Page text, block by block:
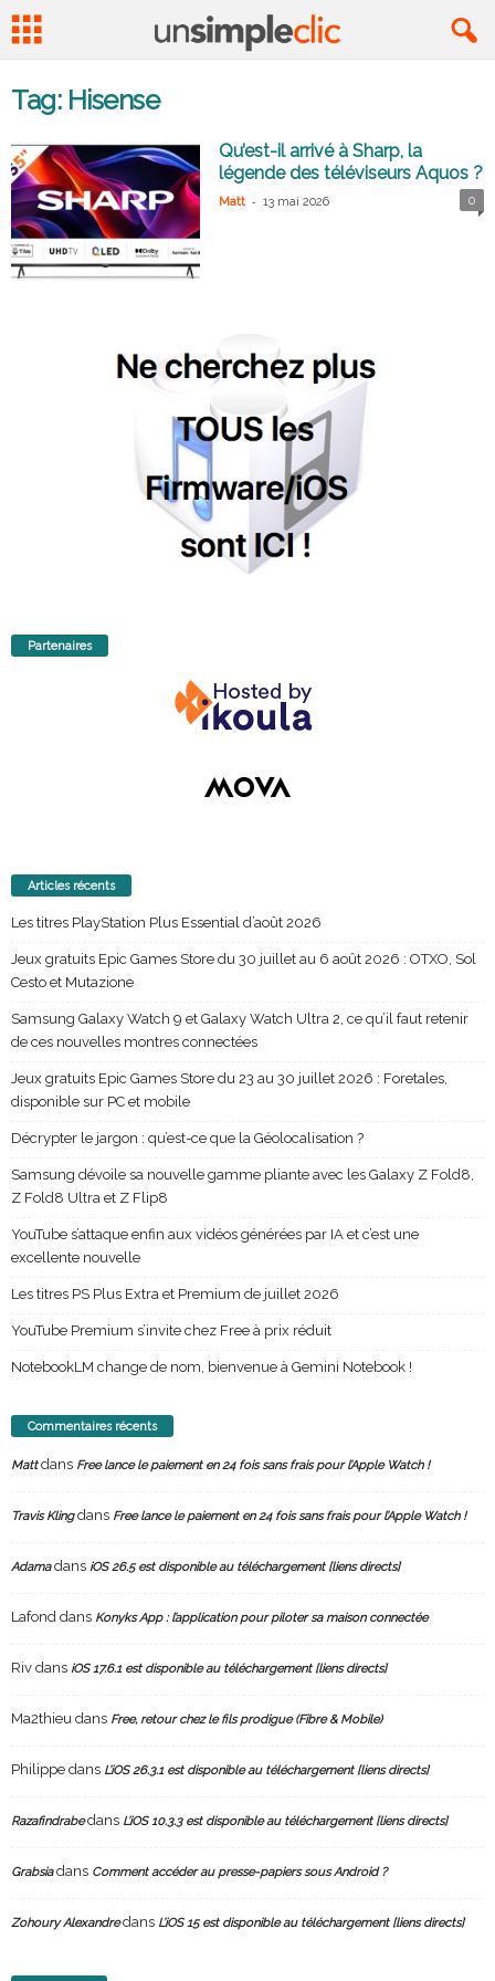
Tag: Hisense
Qu’est-il arrivé à Sharp, la
légende des téléviseurs Aquos ?
Matt - 13 mai 2026 0
Partenaires
Articles récents
Les titres PlayStation Plus Essential d’août 2026
Jeux gratuits Epic Games Store du 30 juillet au 6 août 2026 : OTXO, Sol
Cesto et Mutazione
Samsung Galaxy Watch 9 et Galaxy Watch Ultra 2, ce qu’il faut retenir
de ces nouvelles montres connectées
Jeux gratuits Epic Games Store du 23 au 30 juillet 2026 : Foretales,
disponible sur PC et mobile
Décrypter le jargon : qu’est-ce que la Géolocalisation ?
Samsung dévoile sa nouvelle gamme pliante avec les Galaxy Z Fold8,
Z Fold8 Ultra et Z Flip8
YouTube s’attaque enfin aux vidéos générées par IA et c’est une
excellente nouvelle
Les titres PS Plus Extra et Premium de juillet 2026
YouTube Premium s’invite chez Free à prix réduit
NotebookLM change de nom, bienvenue à Gemini Notebook !
Commentaires récents
Mattdans Free lance le paiement en 24 fois sans frais pour l’Apple Watch !
Travis Klingdans Free lance le paiement en 24 fois sans frais pour l’Apple Watch !
Adamadans iOS 26.5 est disponible au téléchargement [liens directs]
Lafond dans Konyks App : l’application pour piloter sa maison connectée
Riv dans iOS 17.6.1 est disponible au téléchargement [liens directs]
Ma2thieu dans Free, retour chez le fils prodigue (Fibre & Mobile)
Philippe dans L’iOS 26.3.1 est disponible au téléchargement [liens directs]
Razafindrabedans L’iOS 10.3.3 est disponible au téléchargement [liens directs]
Grabsiadans Comment accéder au presse-papiers sous Android ?
Zohoury Alexandredans L’iOS 15 est disponible au téléchargement [liens directs]